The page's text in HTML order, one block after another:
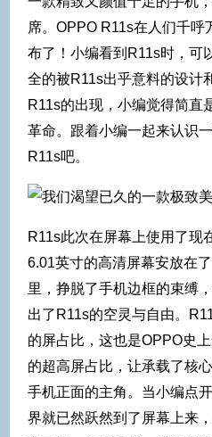
席。OPPO R11s在人们千
布了！小编看到R11s时，可
全的被R11s出乎意料的设计
R11s的出现，小编觉得简直
革命。跟着小编一起来认识
R11s吧。
R11s此次在屏幕上使用了现
6.01英寸的高清屏幕安放在
里，挣脱了手机边框的束缚
出了R11s的空灵与自由。
的屏占比，这也是OPPO史
的超高屏占比，让承载了核
手机正面的主角。当小编点
界就已然跃然到了屏幕上来